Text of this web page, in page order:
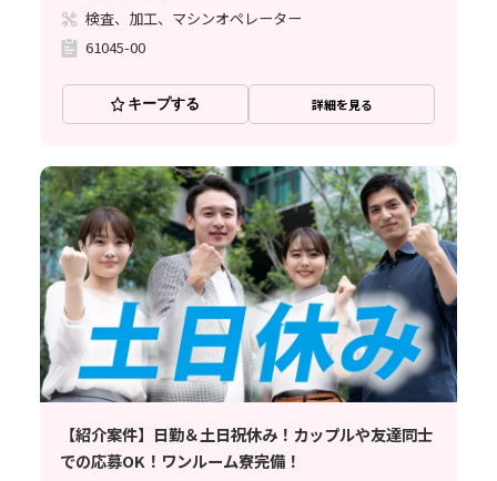
検査、加工、マシンオペレーター
61045-00
キープする 詳細を見る
【紹介案件】日勤＆土日祝休み！カップルや友達同士
での応募OK！ワンルーム寮完備！